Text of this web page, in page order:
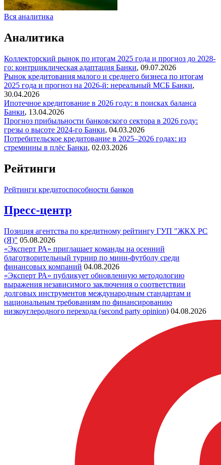
Вся аналитика
Аналитика
Коллекторский рынок по итогам 2025 года и прогноз до 2028-
го: контрциклическая адаптация Банки, 09.07.2026
Рынок кредитования малого и среднего бизнеса по итогам
2025 года и прогноз на 2026-й: нереальный МСБ Банки,
30.04.2026
Ипотечное кредитование в 2026 году: в поисках баланса
Банки, 13.04.2026
Прогноз прибыльности банковского сектора в 2026 году:
грезы о высоте 2024-го Банки, 04.03.2026
Потребительское кредитование в 2025–2026 годах: из
стремнины в плёс Банки, 02.03.2026
Рейтинги
Рейтинги кредитоспособности банков
Пресс-центр
Позиция агентства по кредитному рейтингу ГУП "ЖКХ РС
(Я)" 05.08.2026
«Эксперт РА» приглашает команды на осенний
благотворительный турнир по мини-футболу среди
финансовых компаний 04.08.2026
«Эксперт РА» публикует обновленную методологию
выражения независимого заключения о соответствии
долговых инструментов международным стандартам и
национальным требованиям по финансированию
низкоуглеродного перехода (second party opinion) 04.08.2026